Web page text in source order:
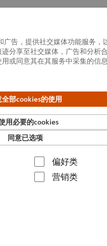
广告，提供社交媒体功能服务，
分享至社交媒体，广告和分析
或同意其在其服务中采集的信
全部cookies的使用
用必要的cookies
同意已选项
偏好类
营销类
决方案 相关信息
圳）磁共振有限公司
共振有限公
磁共振完整价值链条的